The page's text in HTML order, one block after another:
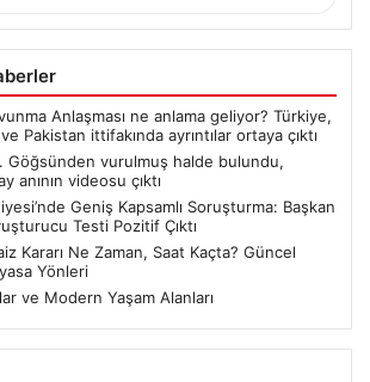
Anlaşması ne anlama geliyor? Türkiye,
Pakistan ittifakında ayrıntılar ortaya çıktı
Göğsünden vurulmuş halde bulundu,
anının videosu çıktı
Geniş Kapsamlı Soruşturma: Başkan
Testi Pozitif Çıktı
Kararı Ne Zaman, Saat Kaçta? Güncel
Yönleri
ve Modern Yaşam Alanları